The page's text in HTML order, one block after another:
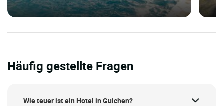
Häufig gestellte Fragen
Wie teuer ist ein Hotel in Guichen?